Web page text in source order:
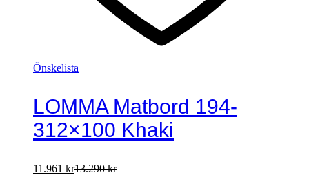
Önskelista
LOMMA Matbord 194-
312×100 Khaki
11.961 kr13.290kr